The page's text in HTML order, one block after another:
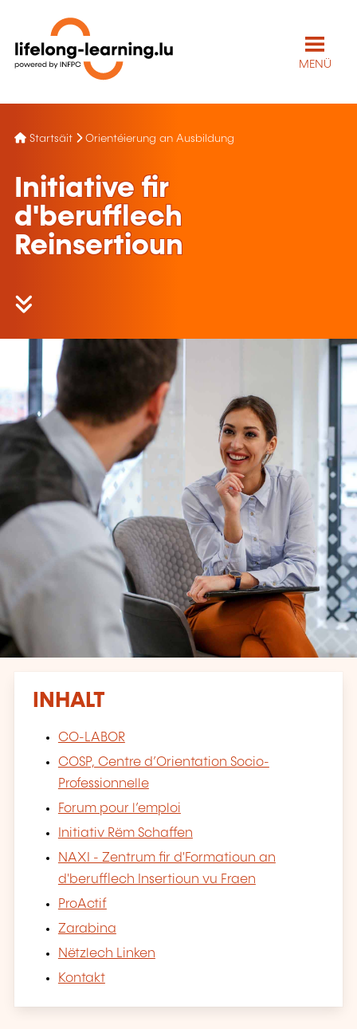
MENÜ
Startsäit Orientéierung an Ausbildung
Initiative fir
d'berufflech
Reinsertioun
INHALT
CO-LABOR
COSP, Centre d’Orientation Socio-
Professionnelle
Forum pour l’emploi
Initiativ Rëm Schaffen
NAXI - Zentrum fir d'Formatioun an
d'berufflech Insertioun vu Fraen
ProActif
Zarabina
Nëtzlech Linken
Kontakt